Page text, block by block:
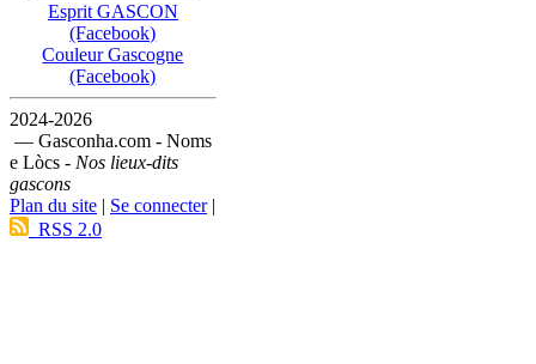
Esprit GASCON
(Facebook)
Couleur Gascogne
(Facebook)
2024-2026
— Gasconha.com - Noms
e Lòcs - Nos lieux-dits
gascons
Plan du site | Se connecter|
RSS 2.0